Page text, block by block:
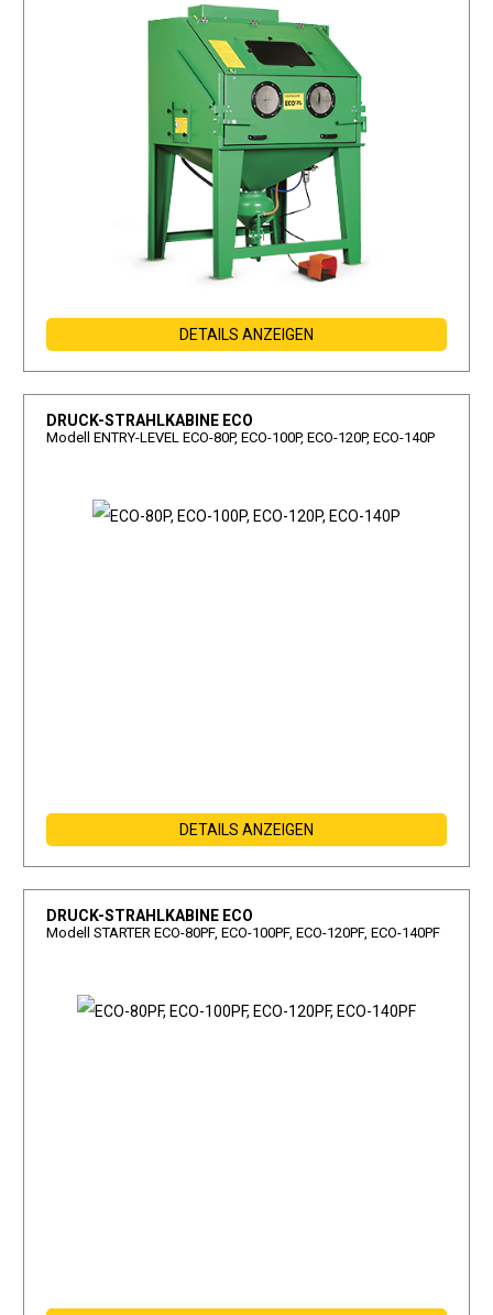
DETAILS ANZEIGEN
DRUCK-STRAHLKABINE ECO
Modell ENTRY-LEVEL ECO-80P, ECO-100P, ECO-120P, ECO-140P
DETAILS ANZEIGEN
DRUCK-STRAHLKABINE ECO
Modell STARTER ECO-80PF, ECO-100PF, ECO-120PF, ECO-140PF